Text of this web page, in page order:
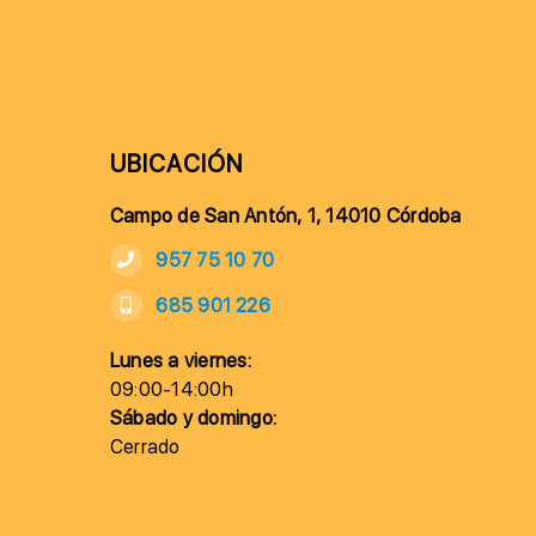
UBICACIÓN
Campo de San Antón, 1, 14010 Córdoba
957 75 10 70
685 901 226
Lunes a viernes:
09:00-14:00h
Sábado y domingo:
Cerrado